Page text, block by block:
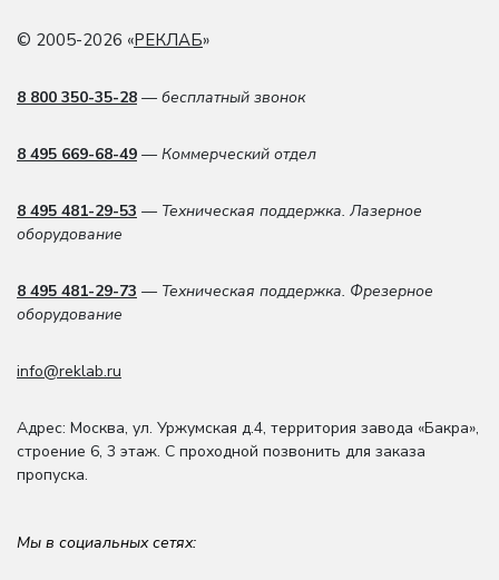
© 2005-2026 «РЕКЛАБ»
8 800 350-35-28 — бесплатный звонок
8 495 669-68-49 — Коммерческий отдел
8 495 481-29-53 — Техническая поддержка. Лазерное
оборудование
8 495 481-29-73 — Техническая поддержка. Фрезерное
оборудование
info@reklab.ru
Адрес: Москва, ул. Уржумская д.4, территория завода «Бакра»,
строение 6, 3 этаж. С проходной позвонить для заказа
пропуска.
Мы в социальных сетях: